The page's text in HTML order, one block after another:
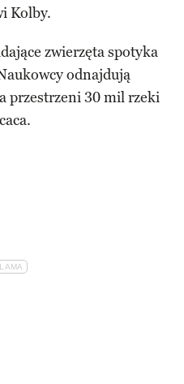
Kolby.
zwierzęta spotyka
odnajdują
przestrzeni 30 mil rzeki